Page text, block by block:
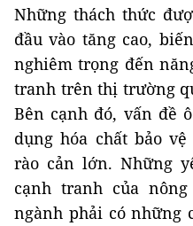
Những thách thức
đầu vào tăng cao,
nghiêm trọng đến
tranh trên thị trường
Bên cạnh đó, vấn đề
dụng hóa chất bảo
rào cản lớn. Những
cạnh tranh của
ngành phải có những